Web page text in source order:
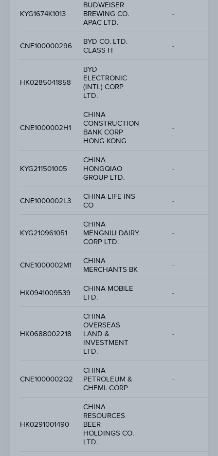
KYG1674K1013
BUDWEISER
BREWING CO.
APAC LTD.
-
CNE100000296
BYD CO. LTD.
CLASS H
-
HK0285041858
BYD
ELECTRONIC
(INTL) CORP
LTD.
-
CNE1000002H1
CHINA
CONSTRUCTION
BANK CORP
HONG KONG
-
KYG211501005
CHINA
HONGQIAO
GROUP LTD.
-
CNE1000002L3
CHINA LIFE INS
CO
-
KYG210961051
CHINA
MENGNIU DAIRY
CORP LTD.
-
CNE1000002M1
CHINA
MERCHANTS BK
-
HK0941009539
CHINA MOBILE
LTD.
-
HK0688002218
CHINA
OVERSEAS
LAND &
INVESTMENT
LTD.
-
CNE1000002Q2
CHINA
PETROLEUM &
CHEMI. CORP
-
HK0291001490
CHINA
RESOURCES
BEER
HOLDINGS CO.
LTD.
-